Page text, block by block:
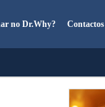
no Dr.Why? Contactos